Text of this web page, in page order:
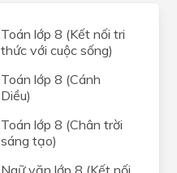
Toán lớp 8 (Kết nối tri
thức với cuộc sống)
Toán lớp 8 (Cánh
Diều)
Toán lớp 8 (Chân trời
sáng tạo)
Ngữ văn lớp 8 (Kết nối